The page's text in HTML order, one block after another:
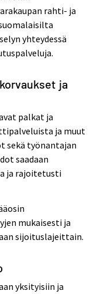
rahti- ja
yhteydessä
ja
palkat ja
ja muut
sekä työnantajan
saadaan
ja rajoitetusti
mukaisesti ja
sijoituslajeittain.
yksityisiin ja